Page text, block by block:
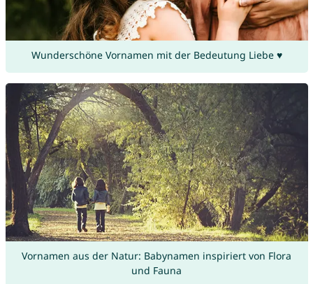
Wunderschöne Vornamen mit der Bedeutung Liebe ♥
Vornamen aus der Natur: Babynamen inspiriert von Flora
und Fauna